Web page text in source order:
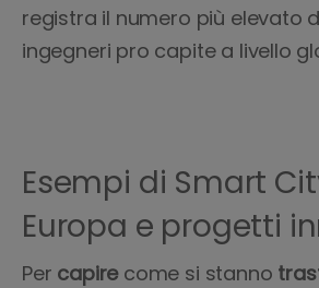
registra il numero più elevato
ingegneri pro capite a livello
Esempi di Smart
Europa e progetti
Per capirecome si stanno